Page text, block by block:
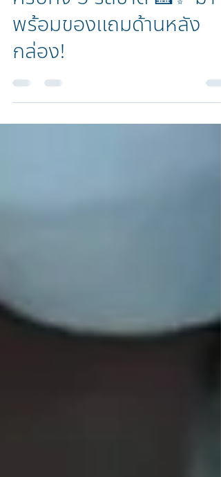
เคส Sanrio พร้อมเสิร์ฟ
ครบทั้ง 5 รสชาติ 🍰✨ มา
พร้อมของแถมด้านหลัง
กล่อง!